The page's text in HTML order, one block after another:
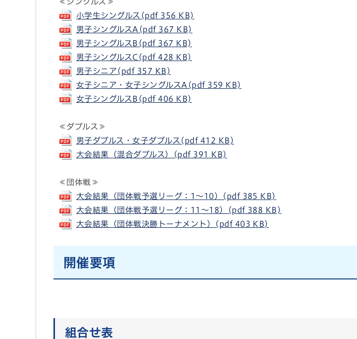
小学生シングルス(pdf 356 KB)
男子シングルスA(pdf 367 KB)
男子シングルスB(pdf 367 KB)
男子シングルスC(pdf 428 KB)
男子シニア(pdf 357 KB)
女子シニア・女子シングルスA(pdf 359 KB)
女子シングルスB(pdf 406 KB)
≪ダブルス≫
男子ダブルス・女子ダブルス(pdf 412 KB)
大会結果（混合ダブルス）(pdf 391 KB)
≪団体戦≫
大会結果（団体戦予選リーグ：1～10）(pdf 385 KB)
大会結果（団体戦予選リーグ：11～18）(pdf 388 KB)
大会結果（団体戦決勝トーナメント）(pdf 403 KB)
開催要項
組合せ表